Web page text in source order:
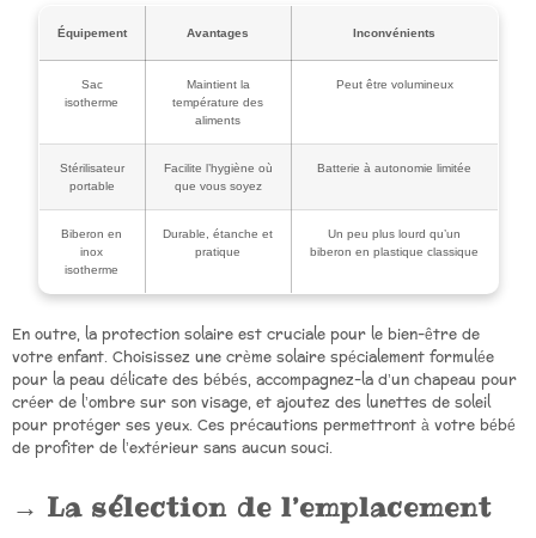
Équipement Avantages Inconvénients
Sac
isotherme
Maintient la
température des
aliments
Peut être volumineux
Stérilisateur
portable
Facilite l’hygiène où
que vous soyez
Batterie à autonomie limitée
Biberon en
inox
isotherme
Durable, étanche et
pratique
Un peu plus lourd qu’un
biberon en plastique classique
En outre, la protection solaire est cruciale pour le bien-être de
votre enfant. Choisissez une crème solaire spécialement formulée
pour la peau délicate des bébés, accompagnez-la d’un chapeau pour
créer de l’ombre sur son visage, et ajoutez des lunettes de soleil
pour protéger ses yeux. Ces précautions permettront à votre bébé
de profiter de l’extérieur sans aucun souci.
La sélection de l’emplacement